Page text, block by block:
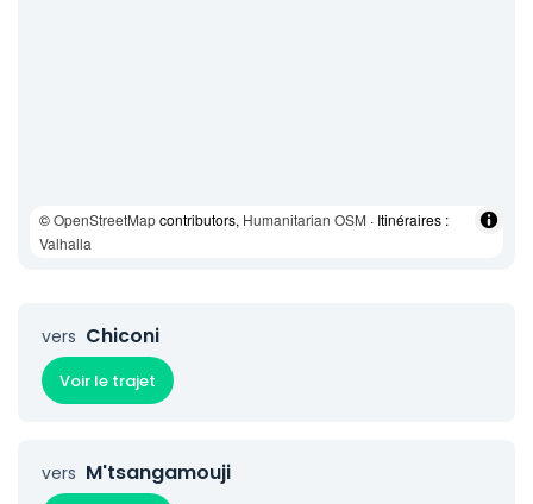
©OpenStreetMapcontributors, Humanitarian OSM · Itinéraires :
Valhalla
vers Chiconi
Voir le trajet
vers M'tsangamouji